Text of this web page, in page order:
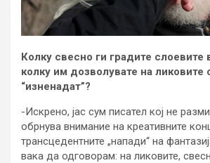
Колку свесно ги градите слоевите
колку им дозволувате на ликовите
“изненадат”?
-Искрено, јас сум писател кој не
обрнува внимание на креативните
трансцедентните „напади“ на
вака да одговорам: на ликовите,